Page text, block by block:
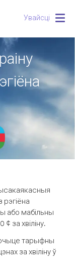
Увайсці
рэгіёна
або мабільны
за хвіліну.
тарыфны
за хвіліну ў